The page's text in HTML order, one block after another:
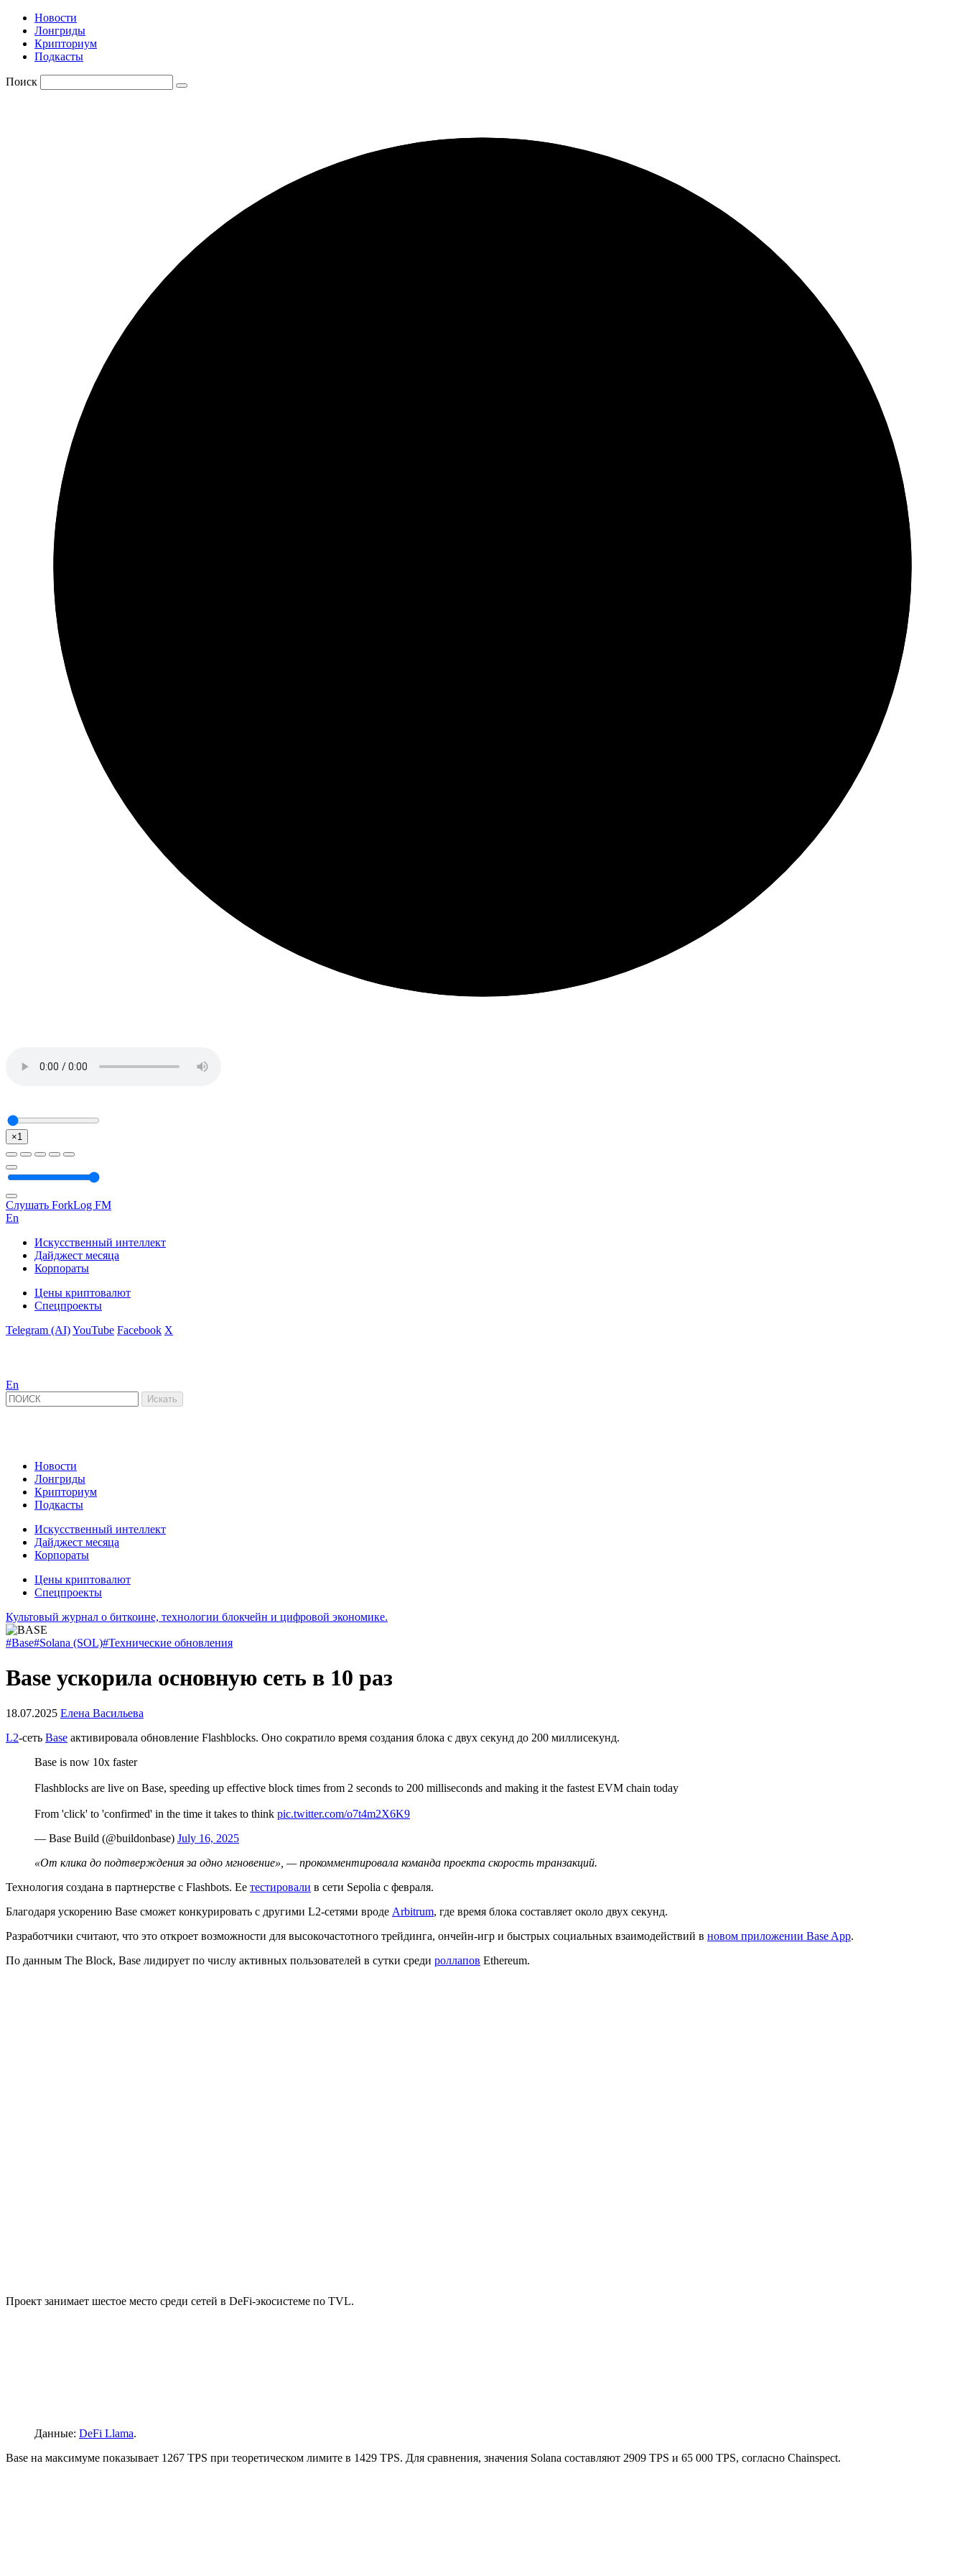
Новости
Лонгриды
Крипториум
Подкасты
Поиск
×1
Слушать ForkLog FM
En
Искусственный интеллект
Дайджест месяца
Корпораты
Цены криптовалют
Спецпроекты
Telegram (AI)YouTube Facebook X
En
Новости
Лонгриды
Крипториум
Подкасты
Искусственный интеллект
Дайджест месяца
Корпораты
Цены криптовалют
Спецпроекты
Культовый журнал о биткоине, технологии блокчейн и цифровой экономике.
#Base#Solana (SOL)#Технические обновления
Base ускорила основную сеть в 10 раз
18.07.2025 Елена Васильева
L2-сеть Base активировала обновление Flashblocks. Оно сократило время создания блока с двух секунд до 200 миллисекунд.
Base is now 10x faster
Flashblocks are live on Base, speeding up effective block times from 2 seconds to 200 milliseconds and making it the fastest EVM chain today
From 'click' to 'confirmed' in the time it takes to think pic.twitter.com/o7t4m2X6K9
— Base Build (@buildonbase) July 16, 2025
«От клика до подтверждения за одно мгновение», — прокомментировала команда проекта скорость транзакций.
Технология создана в партнерстве с Flashbots. Ее тестировали в сети Sepolia с февраля.
Благодаря ускорению Base сможет конкурировать с другими L2-сетями вроде Arbitrum, где время блока составляет около двух секунд.
Разработчики считают, что это откроет возможности для высокочастотного трейдинга, ончейн-игр и быстрых социальных взаимодействий в новом приложении Base App.
По данным The Block, Base лидирует по числу активных пользователей в сутки среди роллапов Ethereum.
Проект занимает шестое место среди сетей в DeFi-экосистеме по TVL.
Данные: DeFi Llama.
Base на максимуме показывает 1267 TPS при теоретическом лимите в 1429 TPS. Для сравнения, значения Solana составляют 2909 TPS и 65 000 TPS, согласно Chainspect.